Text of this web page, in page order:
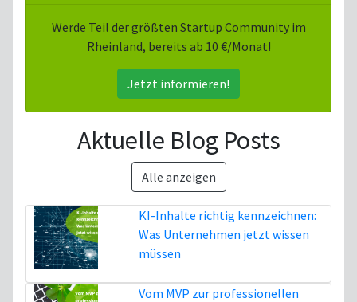
Werde Teil der größten Startup Community im
Rheinland, bereits ab 10 €/Monat!
Jetzt informieren!
Aktuelle Blog Posts
Alle anzeigen
KI-Inhalte richtig kennzeichnen:
Was Unternehmen jetzt wissen
müssen
Vom MVP zur professionellen